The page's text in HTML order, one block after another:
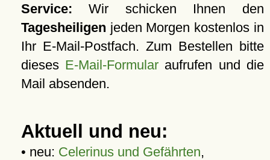
Service: Wir schicken Ihnen den
Tagesheiligen jeden Morgen kostenlos in
Ihr E-Mail-Postfach. Zum Bestellen bitte
dieses E-Mail-Formular aufrufen und die
Mail absenden.
Aktuell und neu:
• neu: Celerinus und Gefährten,